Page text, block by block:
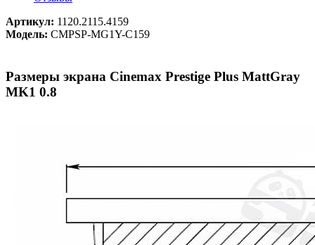
Артикул: 1120.2115.4159
Модель: CMPSP-MG1Y-C159
Размеры экрана Cinemax Prestige Plus MattGray
MK1 0.8